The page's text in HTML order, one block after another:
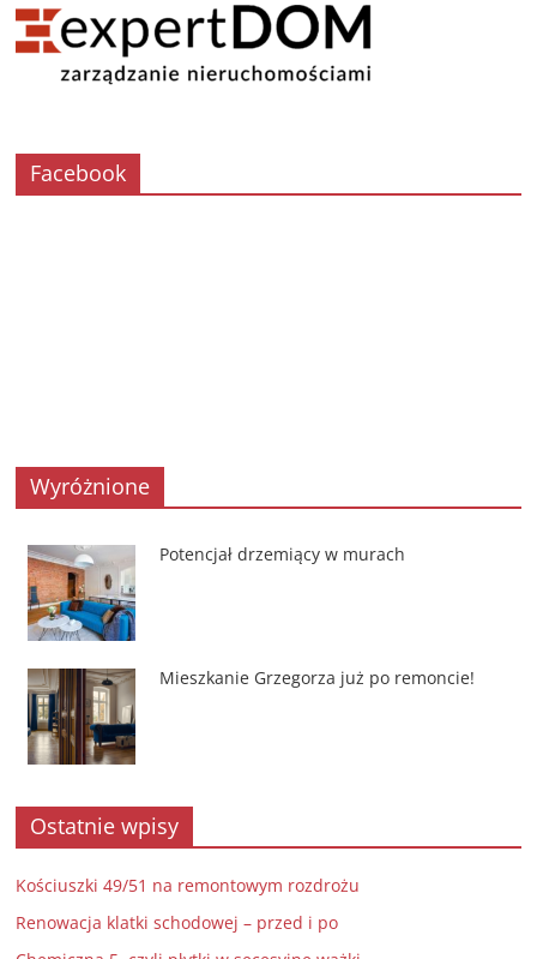
Facebook
Wyróżnione
Potencjał drzemiący w murach
Mieszkanie Grzegorza już po remoncie!
Ostatnie wpisy
Kościuszki 49/51 na remontowym rozdrożu
Renowacja klatki schodowej – przed i po